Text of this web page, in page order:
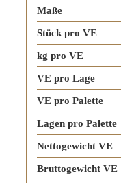
Maße
Stück pro VE
kg pro VE
VE pro Lage
VE pro Palette
Lagen pro Palette
Nettogewicht VE
Bruttogewicht VE